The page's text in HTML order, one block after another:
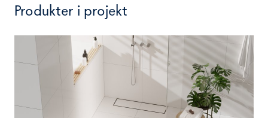
Produkter i projekt